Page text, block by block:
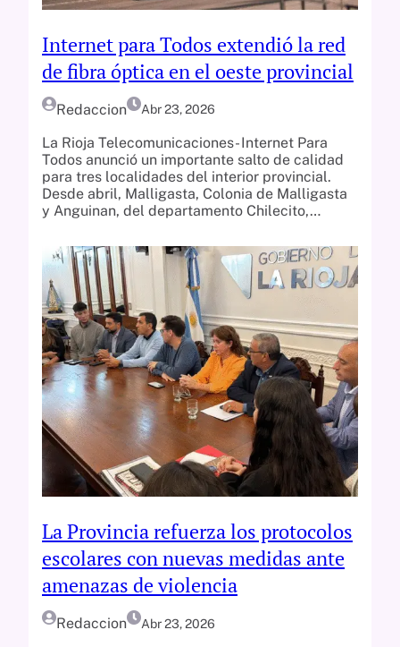
Internet para Todos extendió la red
de fibra óptica en el oeste provincial
Redaccion Abr 23, 2026
La Rioja Telecomunicaciones- Internet Para
Todos anunció un importante salto de calidad
para tres localidades del interior provincial.
Desde abril, Malligasta, Colonia de Malligasta
y Anguinan, del departamento Chilecito,…
La Provincia refuerza los protocolos
escolares con nuevas medidas ante
amenazas de violencia
Redaccion Abr 23, 2026